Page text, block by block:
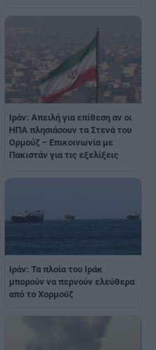
Ιράν: Απειλή για επίθεση αν οι
ΗΠΑ πλησιάσουν τα Στενά του
Ορμούζ – Επικοινωνία με
Πακιστάν για τις εξελίξεις
Ιράν: Τα πλοία του Ιράκ
μπορούν να περνούν ελεύθερα
από το Χορμούζ